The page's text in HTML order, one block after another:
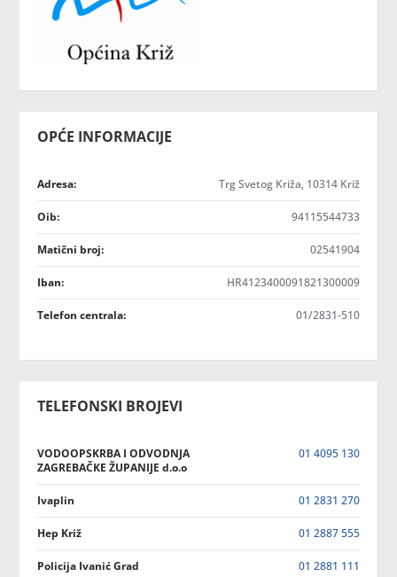
OPĆE INFORMACIJE
Adresa: Trg Svetog Križa, 10314 Križ
Oib: 94115544733
Matični broj: 02541904
Iban: HR4123400091821300009
Telefon centrala: 01/2831-510
TELEFONSKI BROJEVI
VODOOPSKRBA I ODVODNJA
ZAGREBAČKE ŽUPANIJE d.o.o
01 4095 130
Ivaplin 01 2831 270
Hep Križ 01 2887 555
Policija Ivanić Grad 01 2881 111